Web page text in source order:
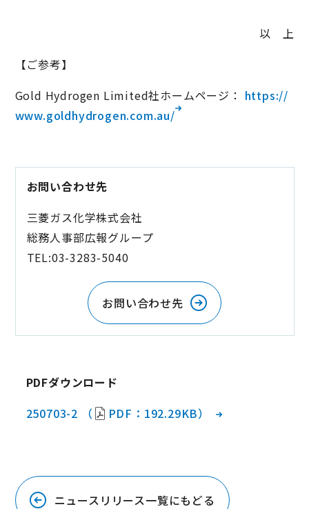
以 上
【ご参考】
Gold Hydrogen Limited社ホームページ： https://
www.goldhydrogen.com.au/
お問い合わせ先
三菱ガス化学株式会社
総務人事部広報グループ
TEL:03-3283-5040
お問い合わせ先
PDFダウンロード
250703-2 （
PDF：192.29KB）
ニュースリリース一覧にもどる